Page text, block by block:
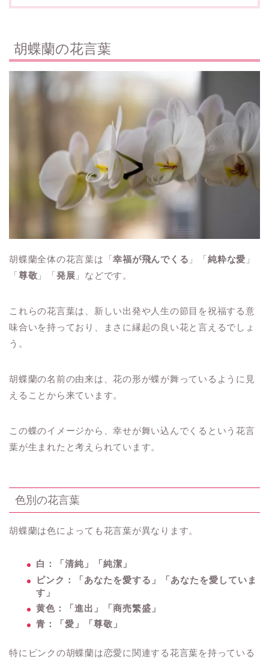
胡蝶蘭の花言葉
胡蝶蘭全体の花言葉は「幸福が飛んでくる 」「純粋な愛 」
「尊敬 」「発展 」などです。
これらの花言葉は、新しい出発や人生の節目を祝福する意
味合いを持っており、まさに縁起の良い花と言えるでしょ
う。
胡蝶蘭の名前の由来は、花の形が蝶が舞っているように見
えることから来ています。
この蝶のイメージから、幸せが舞い込んでくるという花言
葉が生まれたと考えられています。
色別の花言葉
胡蝶蘭は色によっても花言葉が異なります。
白：「清純」「純潔」
ピンク：「あなたを愛する」「あなたを愛していま
す」
黄色：「進出」「商売繁盛」
青：「愛」「尊敬」
特にピンクの胡蝶蘭は恋愛に関連する花言葉を持っている